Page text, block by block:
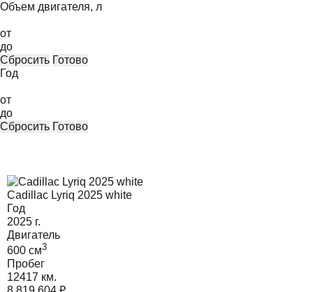
Объем двигателя, л
от
до
Сбросить Готово
Год
от
до
Сбросить Готово
Cadillac Lyriq 2025 white
Год
2025 г.
Двигатель
600 cм3
Пробег
12417 км.